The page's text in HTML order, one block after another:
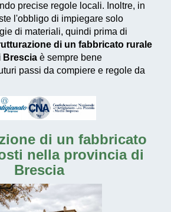
precise regole locali. Inoltre, in
l'obbligo di impiegare solo
di materiali, quindi prima di
di un fabbricato rurale
Brescia è sempre bene
passi da compiere e regole da
di un fabbricato
nella provincia di
Brescia